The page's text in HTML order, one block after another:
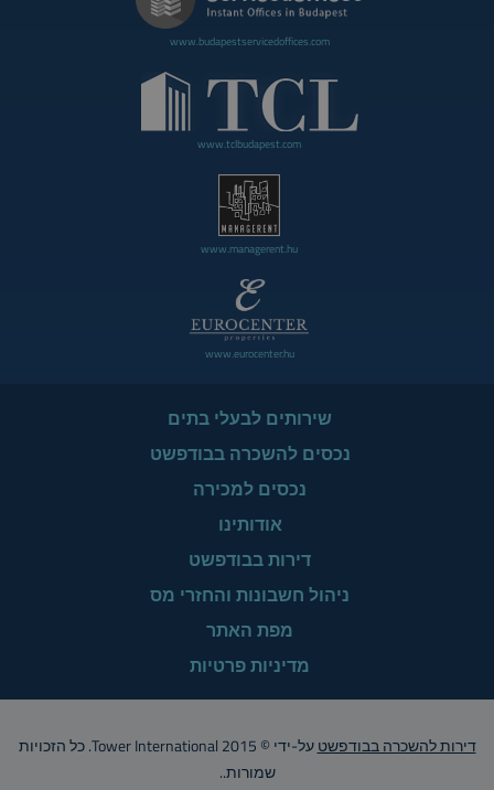
www.budapestservicedoffices.com
www.tclbudapest.com
www.managerent.hu
www.eurocenter.hu
שירותים לבעלי בתים
נכסים להשכרה בבודפשט
נכסים למכירה
אודותינו
דירות בבודפשט
ניהול חשבונות והחזרי מס
מפת האתר
מדיניות פרטיות
דירות להשכרה בבודפשט
על-ידי © Tower International 2015. כל הזכויות
שמורות..